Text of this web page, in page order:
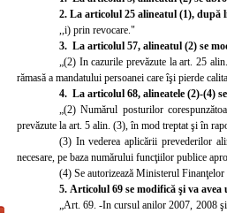
2. La articolul 25 alineatul (1), după
,,i) prin revocare."
3. La articolul 57, alineatul (2) se
„(2) In cazurile prevăzute la art. 25
rămasă a mandatului persoanei care îşi pierde
4. La articolul 68, alineatele (2)-(4)
„(2) Numărul posturilor
prevăzute la art. 5 alin. (3), în mod treptat şi în
(3) In vederea aplicării prevederilor
necesare, pe baza numărului funcţiilor publice
(4) Se autorizează Ministerul
5. Articolul 69 se modifică şi va
„Art. 69. -In cursul anilor 2007, 2008